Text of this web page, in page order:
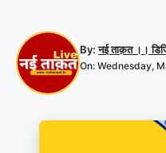
By:नई ताक़त ।।
On: Wednesday,